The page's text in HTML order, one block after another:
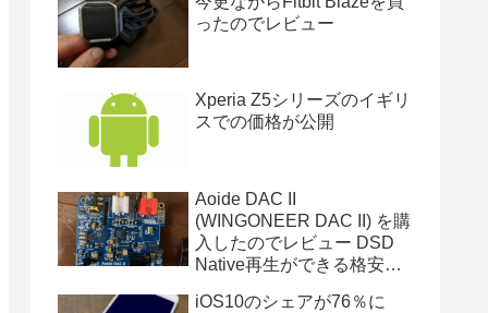
ったのでレビュー
Xperia Z5シリーズのイギリ
スでの価格が公開
Aoide DAC II
(WINGONEER DAC II) を購
入したのでレビュー DSD
Native再生ができる格安
iOS10のシェアが76％に